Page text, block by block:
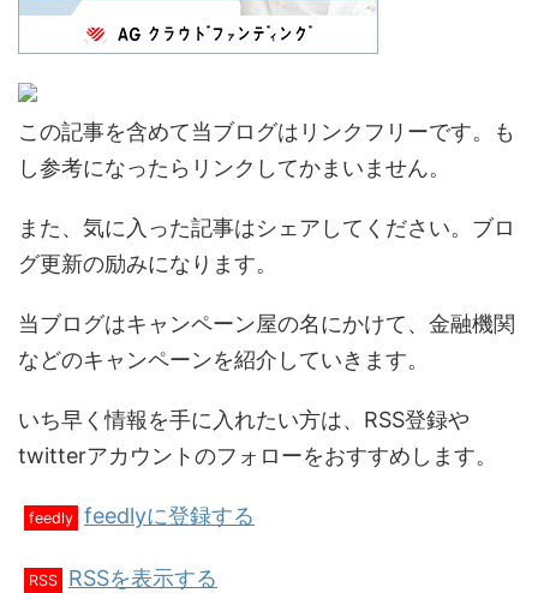
この記事を含めて当ブログはリンクフリーです。も
し参考になったらリンクしてかまいません。
また、気に入った記事はシェアしてください。ブロ
グ更新の励みになります。
当ブログはキャンペーン屋の名にかけて、金融機関
などのキャンペーンを紹介していきます。
いち早く情報を手に入れたい方は、RSS登録や
twitterアカウントのフォローをおすすめします。
feedly feedlyに登録する
RSS RSSを表示する